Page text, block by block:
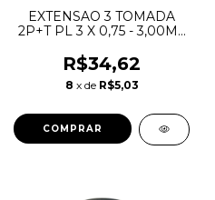
EXTENSAO 3 TOMADA
2P+T PL 3 X 0,75 - 3,00MT
R$34,62
8 x de R$5,03